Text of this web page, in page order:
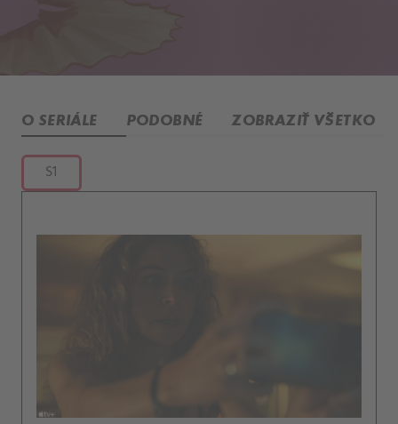
O SERIÁLE PODOBNÉ ZOBRAZIŤ VŠETKO
S1